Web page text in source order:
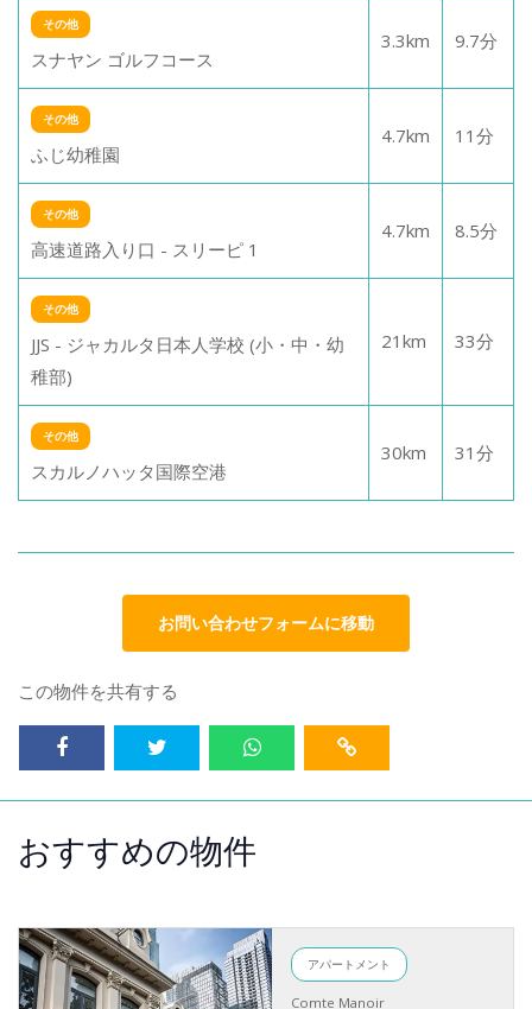
その他
スナヤン ゴルフコース
3.3km 9.7分
その他
ふじ幼稚園
4.7km 11 分
その他
高速道路入り口 - スリーピ 1
4.7km 8.5分
その他
JJS - ジャカルタ日本人学校 (小・中・幼
稚部)
21 km 33分
その他
スカルノハッタ国際空港
30km 31 分
お問い合わせフォームに移動
この物件を共有する
おすすめの物件